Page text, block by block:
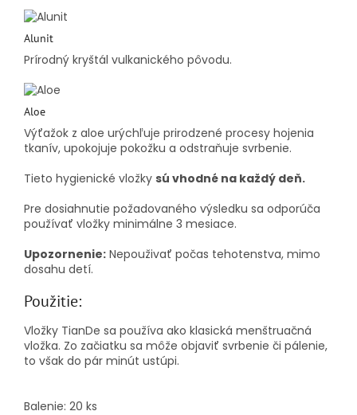
Alunit
Prírodný kryštál vulkanického pôvodu.
Aloe
Výťažok z aloe urýchľuje prirodzené procesy hojenia
tkanív, upokojuje pokožku a odstraňuje svrbenie.
Tieto hygienické vložky sú vhodné na každý deň.
Pre dosiahnutie požadovaného výsledku sa odporúča
používať vložky minimálne 3 mesiace.
Upozornenie: Nepouživať počas tehotenstva, mimo
dosahu detí.
Použitie:
Vložky TianDe sa používa ako klasická menštruačná
vložka. Zo začiatku sa môže objaviť svrbenie či pálenie,
to však do pár minút ustúpi.
Balenie: 20 ks